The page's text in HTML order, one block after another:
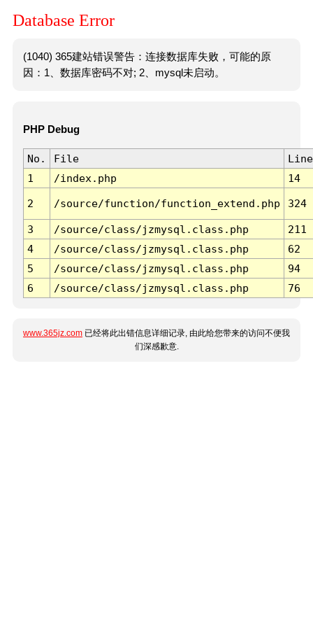
Database Error
(1040) 365建站错误警告：连接数据库失败，可能的原
因：1、数据库密码不对; 2、mysql未启动。
PHP Debug
No. File
Line
1
/index.php 14
2 /source/function/function_extend.php 324
3 /source/class/jzmysql.class.php
211
4
/source/class/jzmysql.class.php
62
5
/source/class/jzmysql.class.php
94
6
/source/class/jzmysql.class.php 76
www.365jz.com 已经将此出错信息详细记录, 由此给您带来的访问不便我
们深感歉意.